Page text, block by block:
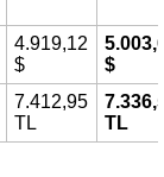
4.919,12
$
$
7.412,95
TL
TL